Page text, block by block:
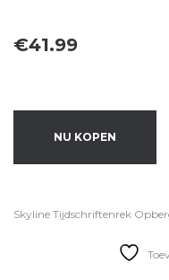
€41.99
NU KOPEN
Skyline Tijdschriftenrek